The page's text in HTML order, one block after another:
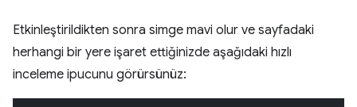
Etkinleştirildikten sonra simge mavi olur ve sayfadaki
herhangi bir yere işaret ettiğinizde aşağıdaki hızlı
inceleme ipucunu görürsünüz: